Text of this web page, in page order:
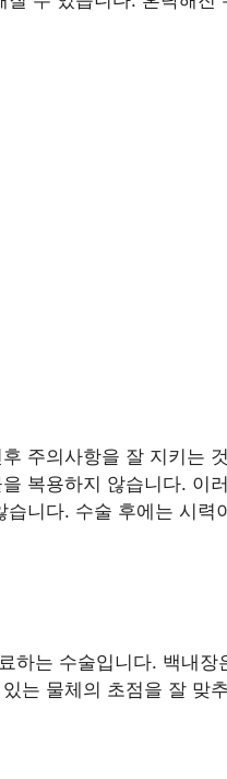
주의사항을 잘 지키는
복용하지 않습니다.
니다. 수술 후에는 시
하는 수술입니다. 백내
는 물체의 초점을 잘 맞